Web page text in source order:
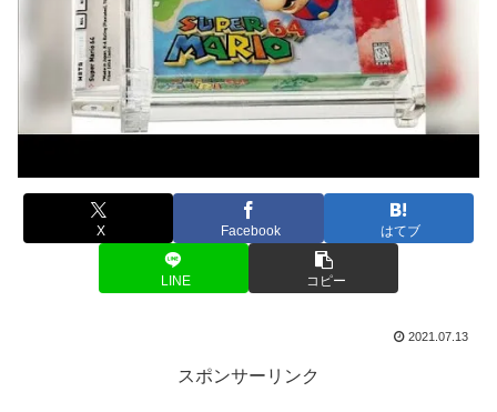
X Facebook はてブ
LINE コピー
2021.07.13
スポンサーリンク